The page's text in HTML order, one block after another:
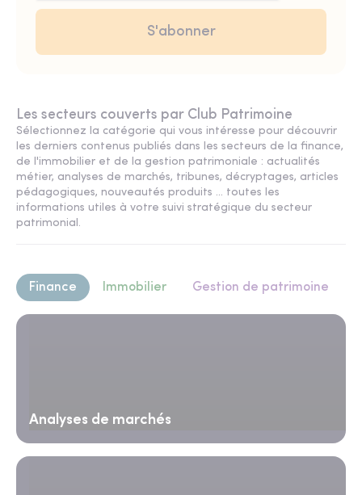
Les secteurs couverts par Club Patrimoine
Sélectionnez la catégorie qui vous intéresse pour découvrir
les derniers contenus publiés dans les secteurs de la finance,
de l'immobilier et de la gestion patrimoniale : actualités
métier, analyses de marchés, tribunes, décryptages, articles
pédagogiques, nouveautés produits ... toutes les
informations utiles à votre suivi stratégique du secteur
patrimonial.
Finance Immobilier Gestion de patrimoine
Analyses de marchés